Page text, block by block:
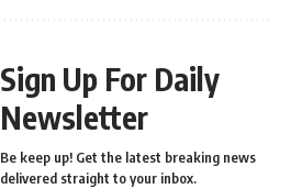
Sign Up For Daily
Newsletter
Be keep up! Get the latest breaking news
delivered straight to your inbox.